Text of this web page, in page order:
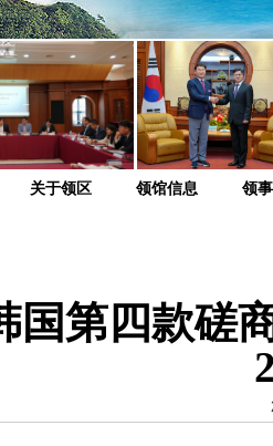
关于领区 领馆信息 领
国第四款磋